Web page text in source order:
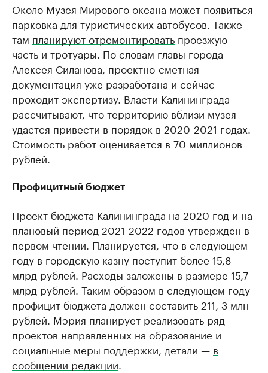
Около Музея Мирового океана может появиться
парковка для туристических автобусов. Также
там планируют отремонтировать проезжую
часть и тротуары. По словам главы города
Алексея Силанова, проектно-сметная
документация уже разработана и сейчас
проходит экспертизу. Власти Калининграда
рассчитывают, что территорию вблизи музея
удастся привести в порядок в 2020-2021 годах.
Стоимость работ оценивается в 70 миллионов
рублей.
Профицитный бюджет
Проект бюджета Калининграда на 2020 год и на
плановый период 2021-2022 годов утвержден в
первом чтении. Планируется, что в следующем
году в городскую казну поступит более 15,8
млрд рублей. Расходы заложены в размере 15,7
млрд рублей. Таким образом в следующем году
профицит бюджета должен составить 211, 3 млн
рублей. Мэрия планирует реализовать ряд
проектов направленных на образование и
социальные меры поддержки, детали — в
сообщении редакции